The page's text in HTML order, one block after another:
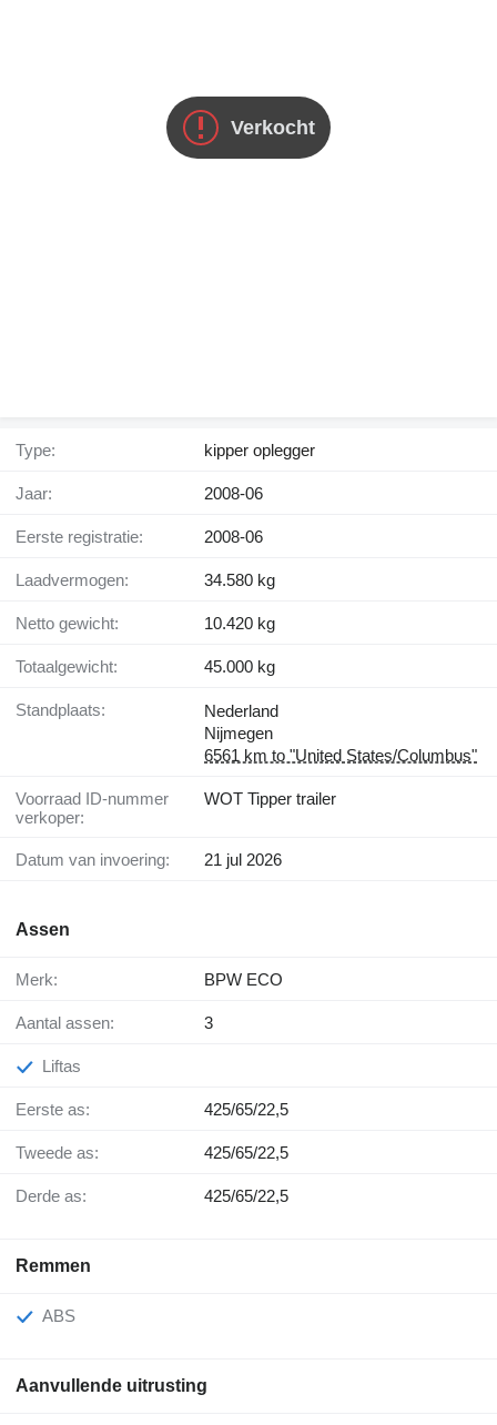
Verkocht
Type: kipper oplegger
Jaar: 2008-06
Eerste registratie: 2008-06
Laadvermogen: 34.580 kg
Netto gewicht: 10.420 kg
Totaalgewicht: 45.000 kg
Standplaats:
Nederland
Nijmegen
6561 km to "United States/Columbus"
Voorraad ID-nummer
verkoper:
WOT Tipper trailer
Datum van invoering: 21 jul 2026
Assen
Merk: BPW ECO
Aantal assen: 3
Liftas
Eerste as: 425/65/22,5
Tweede as: 425/65/22,5
Derde as: 425/65/22,5
Remmen
ABS
Aanvullende uitrusting